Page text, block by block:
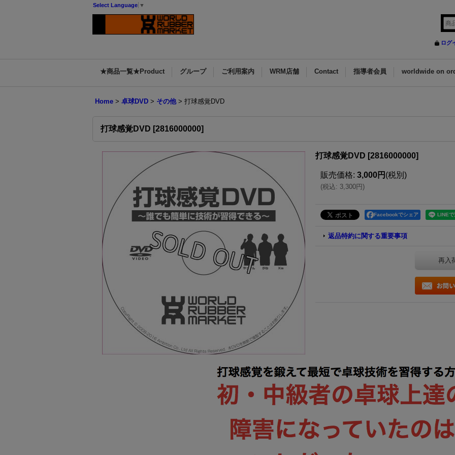
Select Language ▼
ログ
★商品一覧★Product グループ ご利用案内 WRM店舗 Contact 指導者会員 worldwide on
Home > 卓球DVD > その他 > 打球感覚DVD
打球感覚DVD [2816000000]
打球感覚DVD [2816000000]
販売価格: 3,000円 (税別)
(税込: 3,300円)
Facebookでシェア
返品特約に関する重要事項
再入